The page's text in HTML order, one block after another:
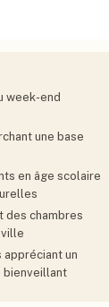
week-end
une base
en âge scolaire
des chambres
appréciant un
bienveillant